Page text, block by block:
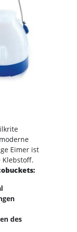
Eimer ist
des